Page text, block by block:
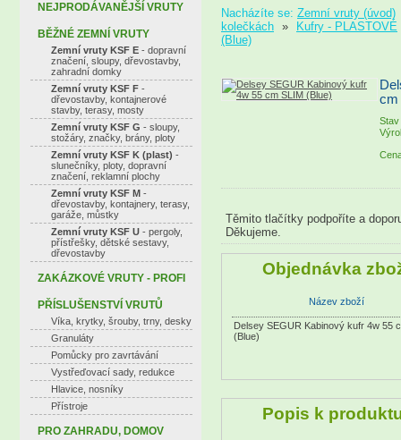
Nacházíte se: Zemní vruty (úvod)
kolečkách »
Kufry - PLASTOVÉ
(Blue)
cm
Stav
Těmito tlačítky podpoříte a
Děkujeme.
Objednávka
Název zboží
Delsey SEGUR Kabinový kufr 4w 55
(Blue)
Popis k
NEJPRODÁVANĚJŠÍ VRUTY
BĚŽNÉ ZEMNÍ VRUTY
Zemní vruty KSF E - dopravní
značení, sloupy, dřevostavby,
zahradní domky
Zemní vruty KSF F -
dřevostavby, kontajnerové
stavby, terasy, mosty
Zemní vruty KSF G - sloupy,
stožáry, značky, brány, ploty
Zemní vruty KSF K (plast) -
slunečníky, ploty, dopravní
značení, reklamní plochy
Zemní vruty KSF M -
dřevostavby, kontajnery, terasy,
garáže, můstky
Zemní vruty KSF U - pergoly,
přístřešky, dětské sestavy,
dřevostavby
ZAKÁZKOVÉ VRUTY - PROFI
PŘÍSLUŠENSTVÍ VRUTŮ
Víka, krytky, šrouby, trny, desky
Granuláty
Pomůcky pro zavrtávání
Vystřeďovací sady, redukce
Hlavice, nosníky
Přístroje
PRO ZAHRADU, DOMOV